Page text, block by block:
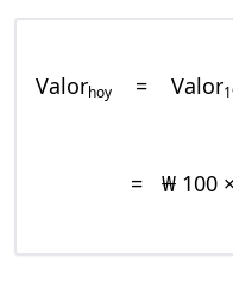
Valorhoy = Valor
= ₩ 100 ×